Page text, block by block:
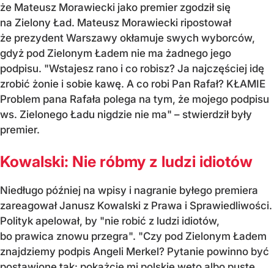
że Mateusz Morawiecki jako premier zgodził się
na Zielony Ład. Mateusz Morawiecki ripostował
że prezydent Warszawy okłamuje swych wyborców,
gdyż pod Zielonym Ładem nie ma żadnego jego
podpisu. "Wstajesz rano i co robisz? Ja najczęściej idę
zrobić żonie i sobie kawę. A co robi Pan Rafał? KŁAMIE
Problem pana Rafała polega na tym, że mojego podpisu
ws. Zielonego Ładu nigdzie nie ma" – stwierdził były
premier.
Kowalski: Nie róbmy z ludzi idiotów
Niedługo później na wpisy i nagranie byłego premiera
zareagował Janusz Kowalski z Prawa i Sprawiedliwości.
Polityk apelował, by "nie robić z ludzi idiotów,
bo prawica znowu przegra". "Czy pod Zielonym Ładem
znajdziemy podpis Angeli Merkel? Pytanie powinno być